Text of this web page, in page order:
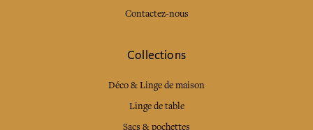
Contactez-nous
Collections
Déco & Linge de maison
Linge de table
Sacs & pochettes